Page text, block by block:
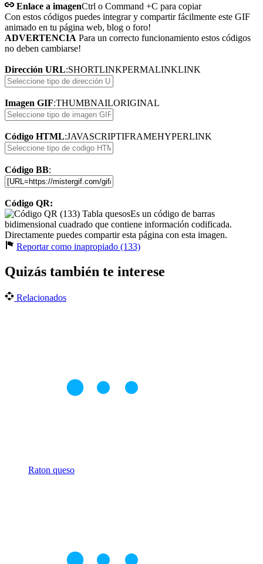
Enlace a imagenCtrl o Command +C para copiar
Con estos códigos puedes integrar y compartir fácilmente este GIF
animado en tu página web, blog o foro!
ADVERTENCIA Para un correcto funcionamiento estos códigos
no deben cambiarse!
Dirección URL:SHORTLINKPERMALINKLINK
Imagen GIF:THUMBNAILORIGINAL
Código HTML:JAVASCRIPTIFRAMEHYPERLINK
Código BB:
Código QR:
Es un código de barras
bidimensional cuadrado que contiene información codificada.
Directamente puedes compartir esta página con esta imagen.
Reportar como inapropiado (133)
Quizás también te interese
Relacionados
Raton queso